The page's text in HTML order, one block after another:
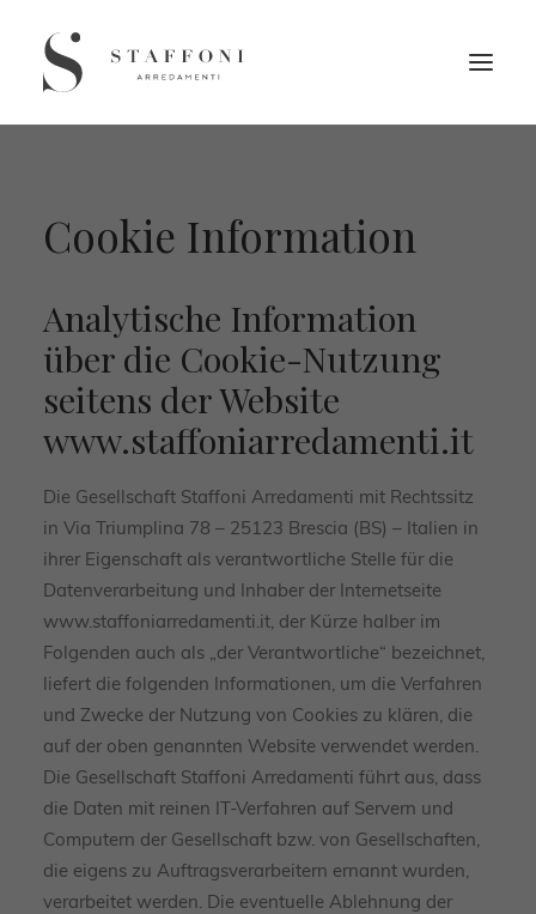
Cookie Information
Analytische Information
über die Cookie-Nutzung
seitens der Website
www.staffoniarredamenti.it
Die Gesellschaft Staffoni Arredamenti mit Rechtssitz
in Via Triumplina 78 – 25123 Brescia (BS) – Italien in
ihrer Eigenschaft als verantwortliche Stelle für die
Datenverarbeitung und Inhaber der Internetseite
www.staffoniarredamenti.it, der Kürze halber im
Folgenden auch als „der Verantwortliche“ bezeichnet,
liefert die folgenden Informationen, um die Verfahren
und Zwecke der Nutzung von Cookies zu klären, die
auf der oben genannten Website verwendet werden.
Die Gesellschaft Staffoni Arredamenti führt aus, dass
die Daten mit reinen IT-Verfahren auf Servern und
Computern der Gesellschaft bzw. von Gesellschaften,
die eigens zu Auftragsverarbeitern ernannt wurden,
verarbeitet werden. Die eventuelle Ablehnung der